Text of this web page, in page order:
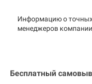
Информацию о точных
менеджеров
Бесплатный